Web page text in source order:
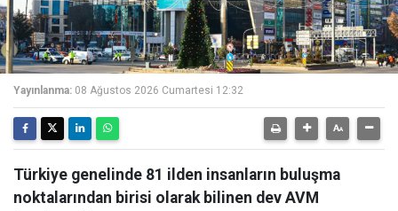
Yayınlanma: 08 Ağustos 2026 Cumartesi 12:32
Türkiye genelinde 81 ilden insanların buluşma
noktalarından birisi olarak bilinen dev AVM